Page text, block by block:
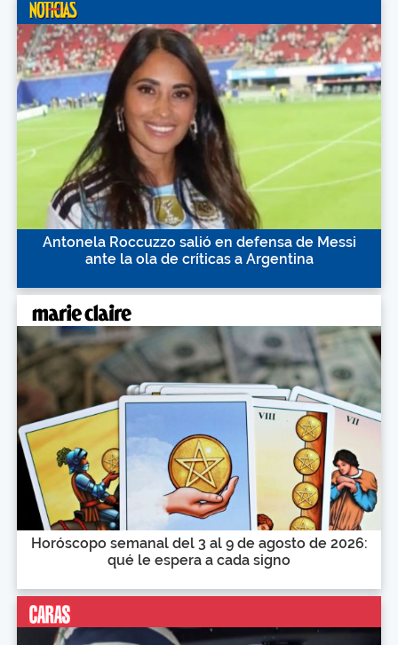
Antonela Roccuzzo salió en defensa de Messi
ante la ola de críticas a Argentina
Horóscopo semanal del 3 al 9 de agosto de 2026:
qué le espera a cada signo